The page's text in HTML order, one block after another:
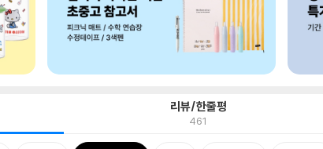
리뷰/한줄평
461